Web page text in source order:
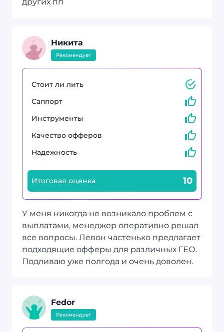
Никита
Рекомендует
Стоит ли лить
Саппорт
Инструменты
Качество офферов
Надежность
Итоговая оценка 10
У меня никогда не возникало проблем с
выплатами, менеджер оперативно решал
все вопросы. Левон частенько предлагает
подходящие офферы для различных ГЕО.
Подливаю уже полгода и очень доволен.
Fedor
Рекомендует